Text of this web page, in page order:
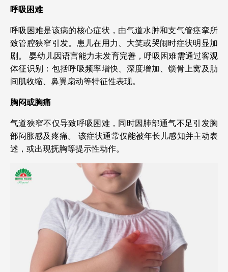
呼吸困难
呼吸困难是该病的核心症状，由气道水肿和支气管痉挛所
致管腔狭窄引发。患儿在用力、大笑或哭闹时症状明显加
剧。
婴幼儿因语言能力未发育完善，呼吸困难需通过客观
体征识别：包括呼吸频率增快、深度增加、锁骨上窝及肋
间肌收缩、鼻翼扇动等特征性表现。
胸闷或胸痛
气道狭窄不仅导致呼吸困难，同时因肺部通气不足引发胸
部闷胀感及疼痛。
该症状通常仅能被年长儿感知并主动表
述，或出现抚胸等提示性动作。